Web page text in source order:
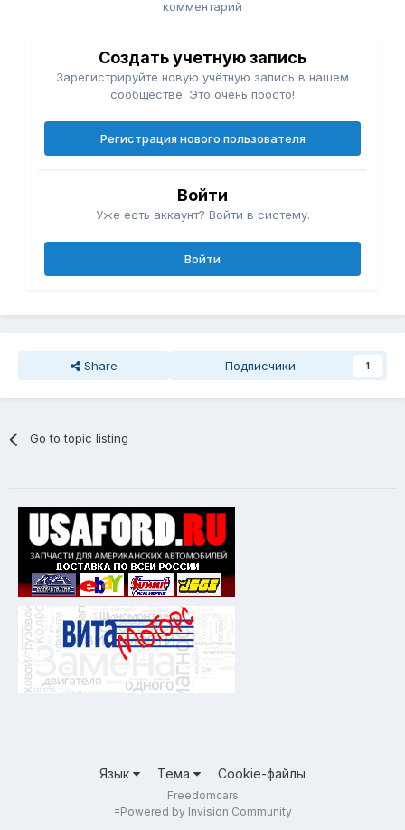
комментарий
Создать учетную запись
Зарегистрируйте новую учётную запись в нашем
сообществе. Это очень просто!
Регистрация нового пользователя
Войти
Уже есть аккаунт? Войти в систему.
Войти
Share Подписчики 1
Go to topic listing
Язык Тема Cookie-файлы
Freedomcars
=Powered by Invision Community